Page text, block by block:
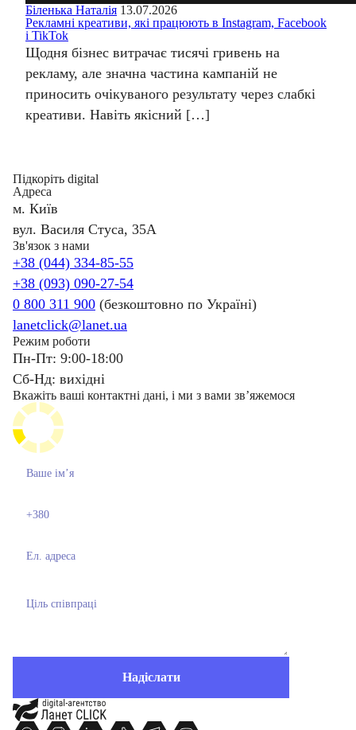
Біленька Наталія 13.07.2026
Рекламні креативи, які працюють в Instagram, Facebook
і TikTok
Щодня бізнес витрачає тисячі гривень на
рекламу, але значна частина кампаній не
приносить очікуваного результату через слабкі
креативи. Навіть якісний […]
Підкоріть digital
Адреса
м. Київ
вул. Василя Стуса, 35А
Зв'язок з нами
+38 (044) 334-85-55
+38 (093) 090-27-54
0 800 311 900 (безкоштовно по Україні)
lanetclick@lanet.ua
Режим роботи
Пн-Пт: 9:00-18:00
Сб-Нд: вихідні
Вкажіть ваші контактні дані, і ми з вами звʼяжемося